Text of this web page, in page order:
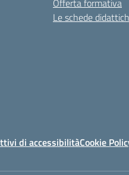
Le schede
di accessibilitàCookie